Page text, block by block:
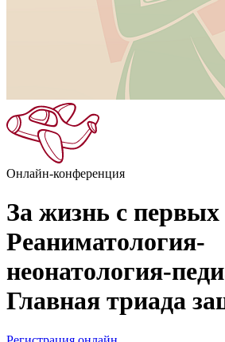
Онлайн-конференция
За жизнь с первых
Реаниматология-
неонатология-
Главная триада